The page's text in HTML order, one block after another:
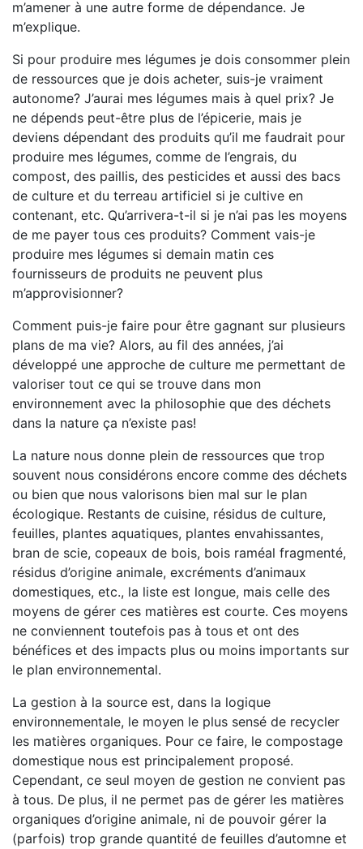
m’amener à une autre forme de dépendance. Je
m’explique.
Si pour produire mes légumes je dois consommer plein
de ressources que je dois acheter, suis-je vraiment
autonome? J’aurai mes légumes mais à quel prix? Je
ne dépends peut-être plus de l’épicerie, mais je
deviens dépendant des produits qu’il me faudrait pour
produire mes légumes, comme de l’engrais, du
compost, des paillis, des pesticides et aussi des bacs
de culture et du terreau artificiel si je cultive en
contenant, etc. Qu’arrivera-t-il si je n’ai pas les moyens
de me payer tous ces produits? Comment vais-je
produire mes légumes si demain matin ces
fournisseurs de produits ne peuvent plus
m’approvisionner?
Comment puis-je faire pour être gagnant sur plusieurs
plans de ma vie? Alors, au fil des années, j’ai
développé une approche de culture me permettant de
valoriser tout ce qui se trouve dans mon
environnement avec la philosophie que des déchets
dans la nature ça n’existe pas!
La nature nous donne plein de ressources que trop
souvent nous considérons encore comme des déchets
ou bien que nous valorisons bien mal sur le plan
écologique. Restants de cuisine, résidus de culture,
feuilles, plantes aquatiques, plantes envahissantes,
bran de scie, copeaux de bois, bois raméal fragmenté,
résidus d’origine animale, excréments d’animaux
domestiques, etc., la liste est longue, mais celle des
moyens de gérer ces matières est courte. Ces moyens
ne conviennent toutefois pas à tous et ont des
bénéfices et des impacts plus ou moins importants sur
le plan environnemental.
La gestion à la source est, dans la logique
environnementale, le moyen le plus sensé de recycler
les matières organiques. Pour ce faire, le compostage
domestique nous est principalement proposé.
Cependant, ce seul moyen de gestion ne convient pas
à tous. De plus, il ne permet pas de gérer les matières
organiques d’origine animale, ni de pouvoir gérer la
(parfois) trop grande quantité de feuilles d’automne et